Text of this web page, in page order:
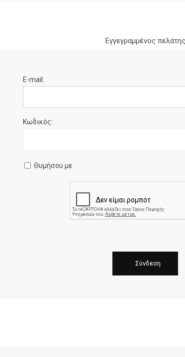
Εγγεγραμμένος πελάτης
E-mail:
Κωδικός:
Θυμήσου με